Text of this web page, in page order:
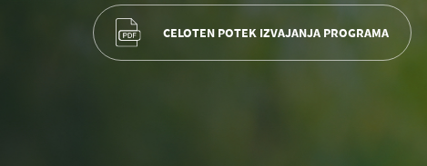
CELOTEN POTEK IZVAJANJA PROGRAMA